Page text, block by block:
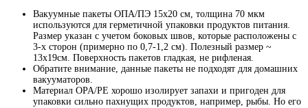
Вакуумные пакеты ОПА/ПЭ 15x20 см, толщина 70 мкм
используются для герметичной упаковки продуктов питания.
Размер указан с учетом боковых швов, которые расположены с
3-х сторон (примерно по 0,7-1,2 см). Полезный размер ~
13x19см. Поверхность пакетов гладкая, не рифленая.
Обратите внимание, данные пакеты не подходят для домашних
вакууматоров.
Материал OPA/PE хорошо изолирует запахи и пригоден для
упаковки сильно пахнущих продуктов, например, рыбы. Но его